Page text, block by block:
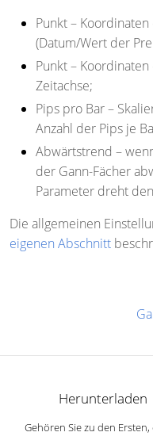
Punkt–
(Datum/Wert der
Punkt–
Zeitachse;
Pips pro Bar–
Anzahl der Pips je
Abwärtstrend –
der Gann-Fächer
Parameter dreht
Die allgemeinen
eigenen Abschnitt
Herunterladen
Gehören Sie zu den